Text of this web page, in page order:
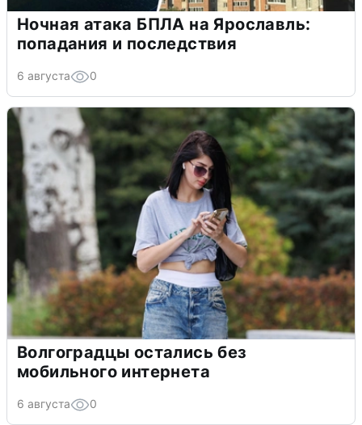
Ночная атака БПЛА на Ярославль:
попадания и последствия
6 августа 0
Волгоградцы остались без
мобильного интернета
6 августа 0